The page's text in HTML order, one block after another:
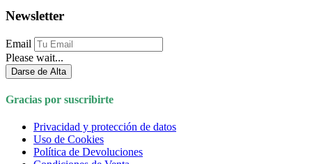
Newsletter
Email
Please wait...
Darse de Alta
Gracias por suscribirte
Privacidad y protección de datos
Uso de Cookies
Política de Devoluciones